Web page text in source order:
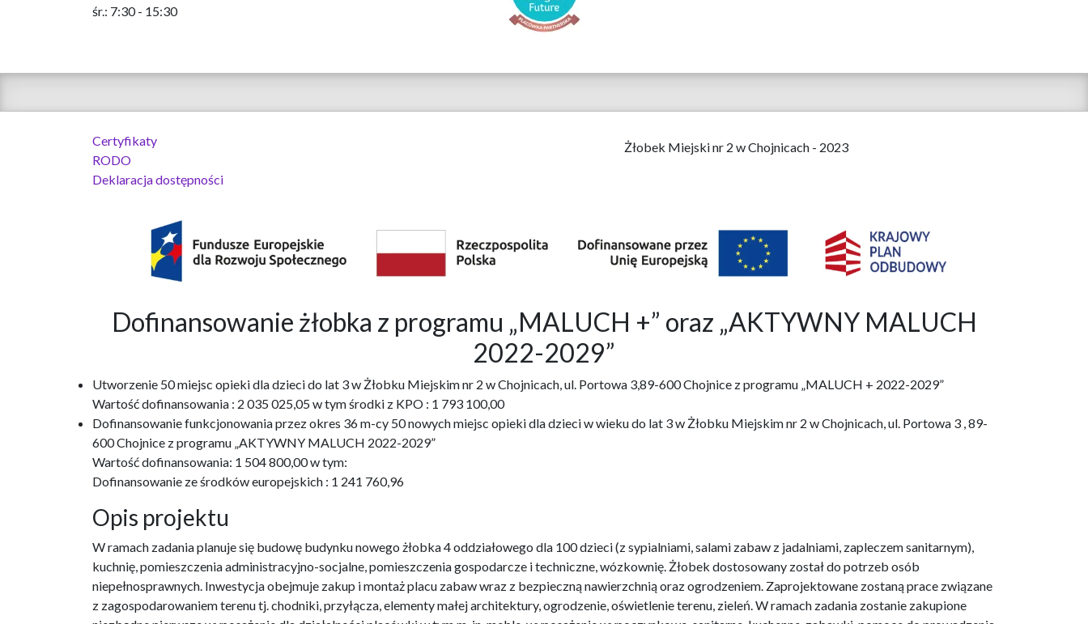
śr.: 7:30 - 15:30
Certyfikaty
RODO
Deklaracja dostępności
Żłobek Miejski nr 2 w Chojnicach - 2023
Dofinansowanie żłobka z programu „MALUCH +” oraz „AKTYWNY MALUCH
2022-2029”
Utworzenie 50 miejsc opieki dla dzieci do lat 3 w Żłobku Miejskim nr 2 w Chojnicach, ul. Portowa 3,89-600 Chojnice z programu „MALUCH + 2022-2029”
Wartość dofinansowania : 2 035 025,05 w tym środki z KPO : 1 793 100,00
Dofinansowanie funkcjonowania przez okres 36 m-cy 50 nowych miejsc opieki dla dzieci w wieku do lat 3 w Żłobku Miejskim nr 2 w Chojnicach, ul. Portowa 3 , 89-
600 Chojnice z programu „AKTYWNY MALUCH 2022-2029”
Wartość dofinansowania: 1 504 800,00 w tym:
Dofinansowanie ze środków europejskich : 1 241 760,96
Opis projektu
W ramach zadania planuje się budowę budynku nowego żłobka 4 oddziałowego dla 100 dzieci (z sypialniami, salami zabaw z jadalniami, zapleczem sanitarnym),
kuchnię, pomieszczenia administracyjno-socjalne, pomieszczenia gospodarcze i techniczne, wózkownię. Żłobek dostosowany został do potrzeb osób
niepełnosprawnych. Inwestycja obejmuje zakup i montaż placu zabaw wraz z bezpieczną nawierzchnią oraz ogrodzeniem. Zaprojektowane zostaną prace związane
z zagospodarowaniem terenu tj. chodniki, przyłącza, elementy małej architektury, ogrodzenie, oświetlenie terenu, zieleń. W ramach zadania zostanie zakupione